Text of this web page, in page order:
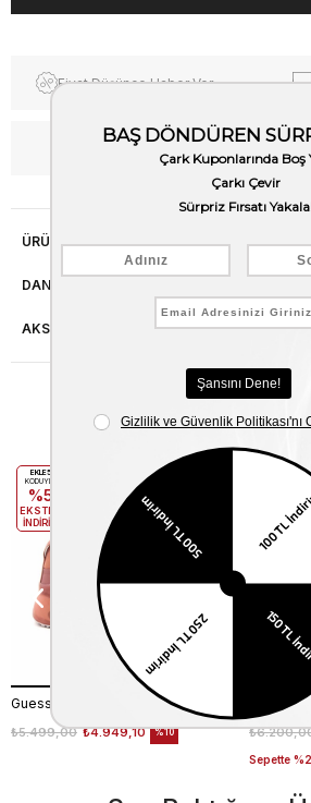
Fiyat Düşünce Haber Ver
WhatsApp’tan
ÜRÜN ÖZELLIKLERI
DANIŞMA HATTI
AKSESUAR ONARIMI
Benzer
₺4.949,10
₺5.499,00 %10
EKLE5
KODUYLA
%5
EKSTRA
İNDİRİM
Sepette
EKSTRA
İNDİRİM